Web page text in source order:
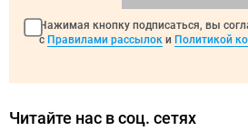
Нажимая кнопку подписаться, вы
с Правилами рассылок и Политикой
Читайте нас в соц. сетях